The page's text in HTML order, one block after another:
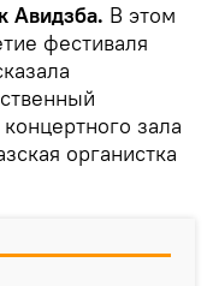
Авидзба. В этом
фестиваля
зала
органистка